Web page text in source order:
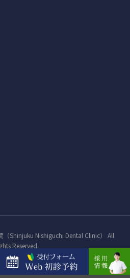
Shinjuku Nishiguchi Dental Clinic） All
Reserved.